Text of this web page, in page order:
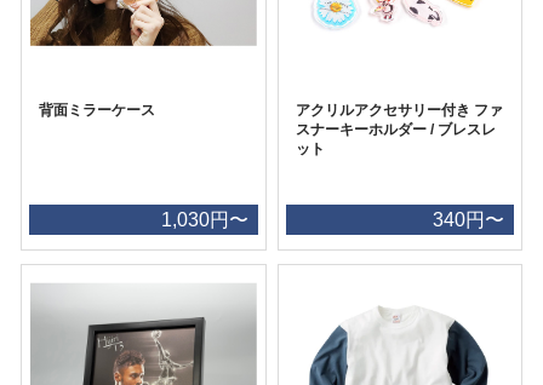
背面ミラーケース
1,030円〜
アクリルアクセサリー付き ファ
スナーキーホルダー / ブレスレ
ット
340円〜